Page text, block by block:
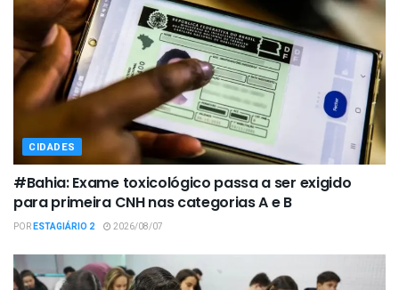
CIDADES
#Bahia: Exame toxicológico passa a ser exigido
para primeira CNH nas categorias A e B
PORESTAGIÁRIO 2 2026/08/07